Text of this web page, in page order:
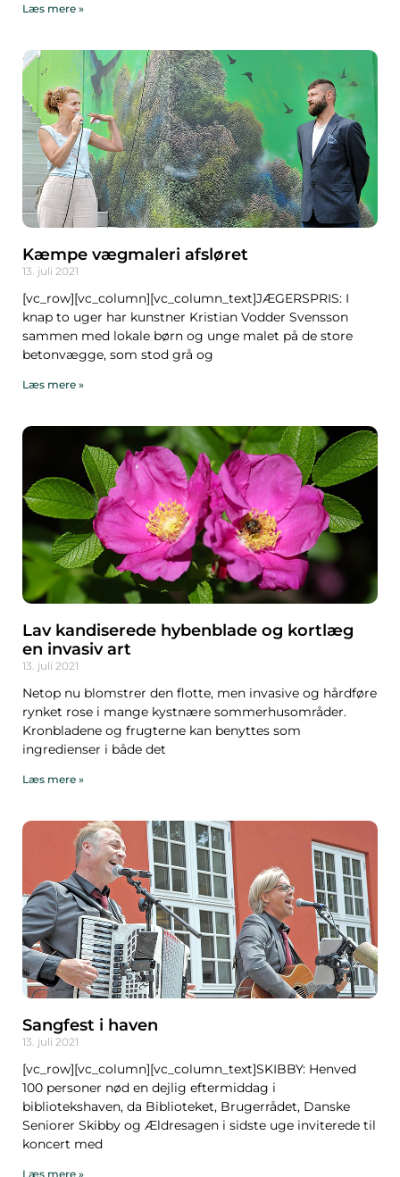
Læs mere »
Kæmpe vægmaleri afsløret
13. juli 2021
[vc_row][vc_column][vc_column_text]JÆGERSPRIS: I
knap to uger har kunstner Kristian Vodder Svensson
sammen med lokale børn og unge malet på de store
betonvægge, som stod grå og
Læs mere »
Lav kandiserede hybenblade og kortlæg
en invasiv art
13. juli 2021
Netop nu blomstrer den flotte, men invasive og hårdføre
rynket rose i mange kystnære sommerhusområder.
Kronbladene og frugterne kan benyttes som
ingredienser i både det
Læs mere »
Sangfest i haven
13. juli 2021
[vc_row][vc_column][vc_column_text]SKIBBY: Henved
100 personer nød en dejlig eftermiddag i
bibliotekshaven, da Biblioteket, Brugerrådet, Danske
Seniorer Skibby og Ældresagen i sidste uge inviterede til
koncert med
Læs mere »